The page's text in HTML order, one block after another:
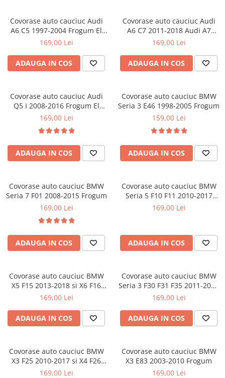
Ornamente Pedale Auto
Ornamente Protectie Portiera
Ornamente Schimbator Viteza
Ornamente Toba Auto
Plasa elastica & Organizator Auto
Prelate Auto
Scrumiere Auto
Stergatoare Parbriz
Suporti Numar Inmatriculare
Suporti Pahar Auto
Suporti Telefon Auto
COVORASE AUTO
Covorase BMW
Covorase CHEVROLET
Covorase CITROEN
Covorase DACIA
Covorase FIAT
Covorase FORD
Covorase auto cauciuc Audi
A6 C5 1997-2004 Frogum El
Toro
169,00 Lei
ADAUGA IN COS
Covorase auto cauciuc Audi
A6 C7 2011-2018 Audi A7
Sportback I 2010-2017 Frogum
169,00 Lei
ADAUGA IN COS
Covorase auto cauciuc Audi
Q5 I 2008-2016 Frogum El
Toro
169,00 Lei
ADAUGA IN COS
Covorase auto cauciuc BMW
Seria 3 E46 1998-2005 Frogum
159,00 Lei
ADAUGA IN COS
Covorase auto cauciuc BMW
Seria 7 F01 2008-2015 Frogum
169,00 Lei
ADAUGA IN COS
Covorase auto cauciuc BMW
Seria 5 F10 F11 2010-2017
Frogum
169,00 Lei
ADAUGA IN COS
Covorase auto cauciuc BMW
X5 F15 2013-2018 si X6 F16
2014-2019 Frogum
169,00 Lei
ADAUGA IN COS
Covorase auto cauciuc BMW
Seria 3 F30 F31 F35 2011-2018
Frogum
169,00 Lei
ADAUGA IN COS
Covorase auto cauciuc BMW
X3 F25 2010-2017 si X4 F26
2014-2018 Frogum
169,00 Lei
Covorase auto cauciuc BMW
X3 E83 2003-2010 Frogum
169,00 Lei